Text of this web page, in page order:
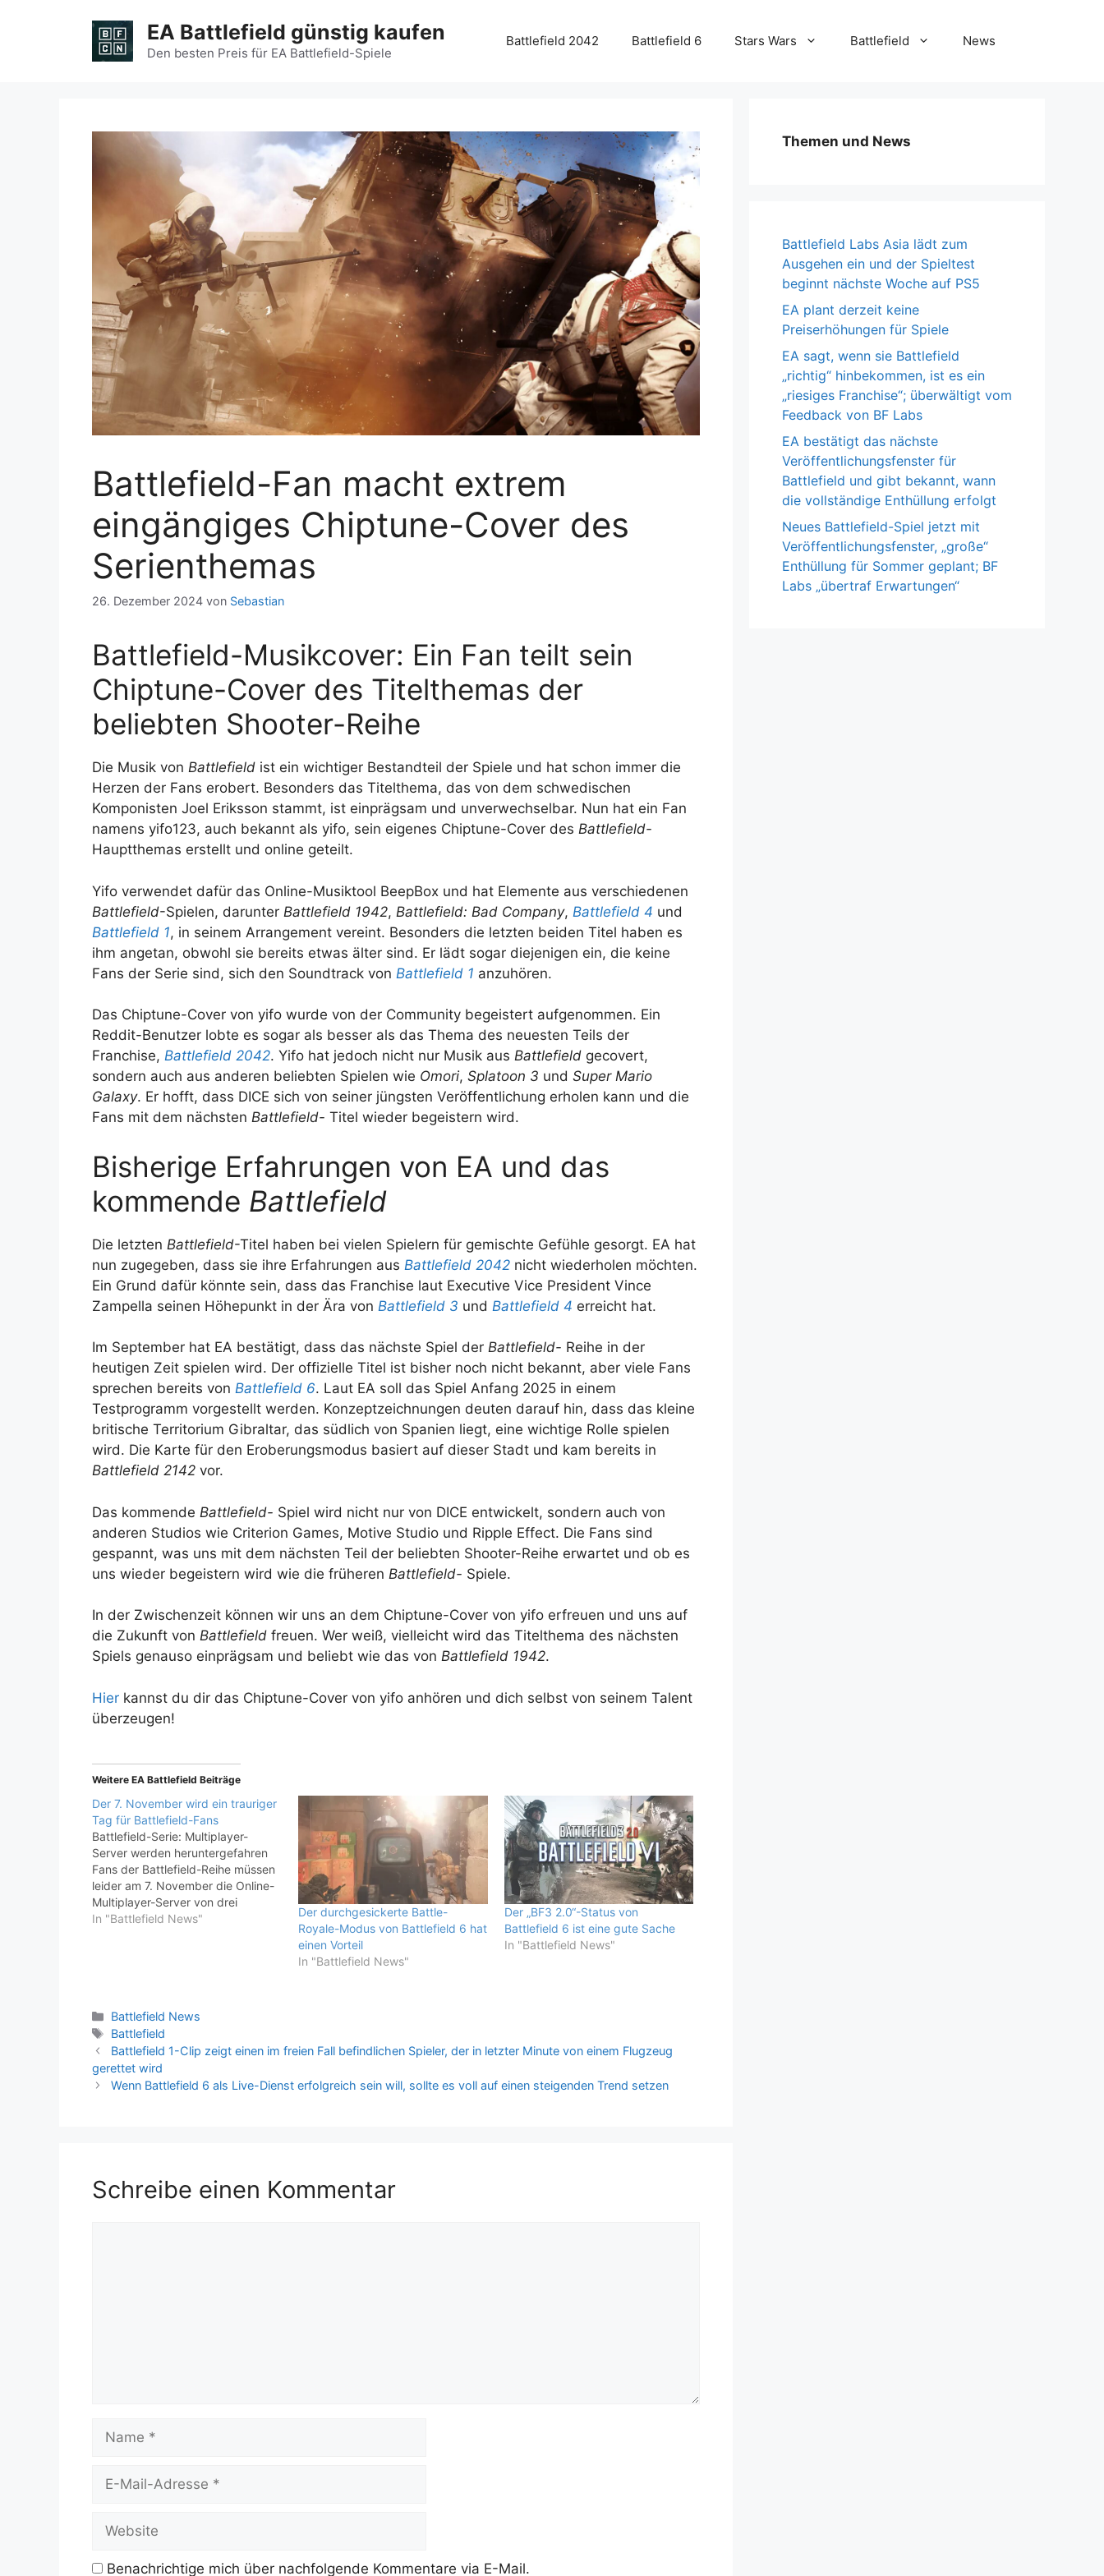
EA Battlefield günstig kaufen
Den besten Preis für EA Battlefield-Spiele
Battlefield 2042 Battlefield 6 Stars Wars Battlefield News
Battlefield-Fan macht extrem
eingängiges Chiptune-Cover des
Serienthemas
26. Dezember 2024 von Sebastian
Battlefield-Musikcover: Ein Fan teilt sein
Chiptune-Cover des Titelthemas der
beliebten Shooter-Reihe
Die Musik von Battlefield ist ein wichtiger Bestandteil der Spiele und hat schon immer die
Herzen der Fans erobert. Besonders das Titelthema, das von dem schwedischen
Komponisten Joel Eriksson stammt, ist einprägsam und unverwechselbar. Nun hat ein Fan
namens yifo123, auch bekannt als yifo, sein eigenes Chiptune-Cover des Battlefield-
Hauptthemas erstellt und online geteilt.
Yifo verwendet dafür das Online-Musiktool BeepBox und hat Elemente aus verschiedenen
Battlefield-Spielen, darunter Battlefield 1942, Battlefield: Bad Company, Battlefield 4 und
Battlefield 1, in seinem Arrangement vereint. Besonders die letzten beiden Titel haben es
ihm angetan, obwohl sie bereits etwas älter sind. Er lädt sogar diejenigen ein, die keine
Fans der Serie sind, sich den Soundtrack von Battlefield 1 anzuhören.
Das Chiptune-Cover von yifo wurde von der Community begeistert aufgenommen. Ein
Reddit-Benutzer lobte es sogar als besser als das Thema des neuesten Teils der
Franchise, Battlefield 2042. Yifo hat jedoch nicht nur Musik aus Battlefield gecovert,
sondern auch aus anderen beliebten Spielen wie Omori, Splatoon 3 und Super Mario
Galaxy. Er hofft, dass DICE sich von seiner jüngsten Veröffentlichung erholen kann und die
Fans mit dem nächsten Battlefield- Titel wieder begeistern wird.
Bisherige Erfahrungen von EA und das
kommende Battlefield
Die letzten Battlefield-Titel haben bei vielen Spielern für gemischte Gefühle gesorgt. EA hat
nun zugegeben, dass sie ihre Erfahrungen aus Battlefield 2042 nicht wiederholen möchten.
Ein Grund dafür könnte sein, dass das Franchise laut Executive Vice President Vince
Zampella seinen Höhepunkt in der Ära von Battlefield 3 und Battlefield 4 erreicht hat.
Im September hat EA bestätigt, dass das nächste Spiel der Battlefield- Reihe in der
heutigen Zeit spielen wird. Der offizielle Titel ist bisher noch nicht bekannt, aber viele Fans
sprechen bereits von Battlefield 6. Laut EA soll das Spiel Anfang 2025 in einem
Testprogramm vorgestellt werden. Konzeptzeichnungen deuten darauf hin, dass das kleine
britische Territorium Gibraltar, das südlich von Spanien liegt, eine wichtige Rolle spielen
wird. Die Karte für den Eroberungsmodus basiert auf dieser Stadt und kam bereits in
Battlefield 2142 vor.
Das kommende Battlefield- Spiel wird nicht nur von DICE entwickelt, sondern auch von
anderen Studios wie Criterion Games, Motive Studio und Ripple Effect. Die Fans sind
gespannt, was uns mit dem nächsten Teil der beliebten Shooter-Reihe erwartet und ob es
uns wieder begeistern wird wie die früheren Battlefield- Spiele.
In der Zwischenzeit können wir uns an dem Chiptune-Cover von yifo erfreuen und uns auf
die Zukunft von Battlefield freuen. Wer weiß, vielleicht wird das Titelthema des nächsten
Spiels genauso einprägsam und beliebt wie das von Battlefield 1942.
Hier kannst du dir das Chiptune-Cover von yifo anhören und dich selbst von seinem Talent
überzeugen!
Weitere EA Battlefield Beiträge
Der 7. November wird ein trauriger
Tag für Battlefield-Fans
Battlefield-Serie: Multiplayer-
Server werden heruntergefahren
Fans der Battlefield-Reihe müssen
leider am 7. November die Online-
Multiplayer-Server von drei
weiteren Spielen abschalten.
veröffentlicht, doch der neueste
Teil der Serie wurde von Fans…
In "Battlefield News"
Der durchgesickerte Battle-
Royale-Modus von Battlefield 6 hat
einen Vorteil
In "Battlefield News"
Der „BF3 2.0“-Status von
Battlefield 6 ist eine gute Sache
In "Battlefield News"
Kategorien
Battlefield News
Schlagwörter
Battlefield
Battlefield 1-Clip zeigt einen im freien Fall befindlichen Spieler, der in letzter Minute von einem Flugzeug
gerettet wird
Wenn Battlefield 6 als Live-Dienst erfolgreich sein will, sollte es voll auf einen steigenden Trend setzen
Schreibe einen Kommentar
Mail-
Benachrichtige mich über nachfolgende Kommentare via E-Mail.
Themen und News
Battlefield Labs Asia lädt zum
Ausgehen ein und der Spieltest
beginnt nächste Woche auf PS5
EA plant derzeit keine
Preiserhöhungen für Spiele
EA sagt, wenn sie Battlefield
„richtig“ hinbekommen, ist es ein
„riesiges Franchise“; überwältigt vom
Feedback von BF Labs
EA bestätigt das nächste
Veröffentlichungsfenster für
Battlefield und gibt bekannt, wann
die vollständige Enthüllung erfolgt
Neues Battlefield-Spiel jetzt mit
Veröffentlichungsfenster, „große“
Enthüllung für Sommer geplant; BF
Labs „übertraf Erwartungen“